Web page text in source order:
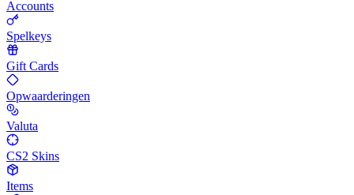
Accounts
Spelkeys
Gift Cards
Opwaarderingen
Valuta
CS2 Skins
Items